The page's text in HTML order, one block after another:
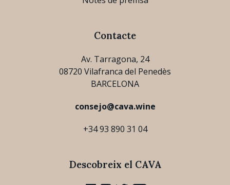
Contacte
Av. Tarragona, 24
08720 Vilafranca del Penedès
BARCELONA
consejo@cava.wine
+34 93 890 31 04
Descobreix el CAVA